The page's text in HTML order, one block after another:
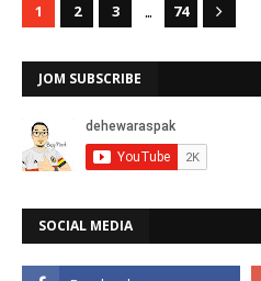
1 2 3 ... 74
JOM SUBSCRIBE
SOCIAL MEDIA